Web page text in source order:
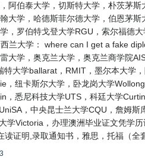
阿伯泰大学，切斯特大学，朴茨茅
大学，哈德斯菲尔德大学，伯恩茅
，罗伯特戈登大学RGU，索尔福德
兰大学： where can I get a fake
大学，奥克兰大学，奥克兰商学院
大学ballarat，RMIT，墨尔本大学
，纽卡斯尔大学，卧龙岗大学
，悉尼科技大学UTS，科廷大学
，中央昆士兰大学CQU，詹姆
学Victoria，办理澳洲毕业证文凭学
证明,录取通知书，雅思，托福（